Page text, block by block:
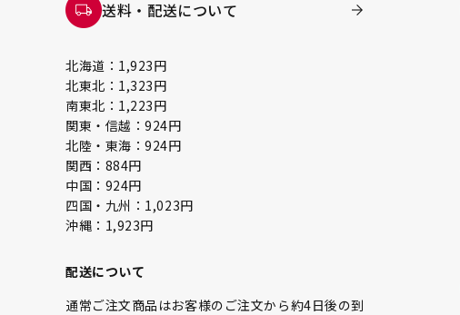
送料・配送について
北海道：1,923円
北東北：1,323円
南東北：1,223円
関東・信越：924円
北陸・東海：924円
関西：884円
中国：924円
四国・九州：1,023円
沖縄：1,923円
配送について
通常ご注文商品はお客様のご注文から約4日後の到